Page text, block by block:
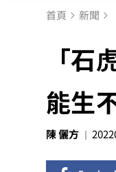
首頁 新聞
「
能生
陳 儷方